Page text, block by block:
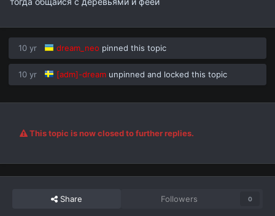
10 yr dream_neo pinned this topic
10 yr [adm]-dream unpinned and locked this topic
This topic is now closed to further replies.
Share Followers 0